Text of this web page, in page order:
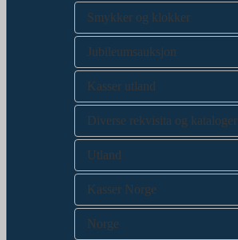
Smykker og klokker
Jubileumsauksjon
Kasser utland
Diverse rekvisita og kataloger
Utland
Kasser Norge
Norge